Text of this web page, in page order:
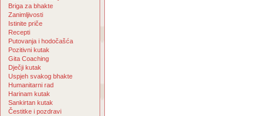
Briga za bhakte
Zanimljivosti
Istinite priče
Recepti
Putovanja i hodočašća
Pozitivni kutak
Gita Coaching
Dječji kutak
Uspjeh svakog bhakte
Humanitarni rad
Harinam kutak
Sankirtan kutak
Čestitke i pozdravi